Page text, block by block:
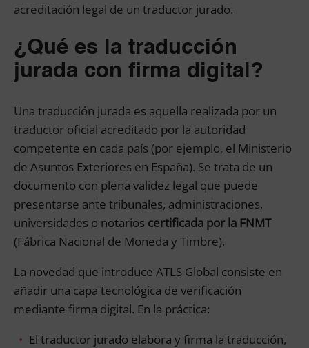
acreditación legal de un traductor jurado.
¿Qué es la traducción
jurada con firma digital?
Una traducción jurada es aquella realizada por un
traductor oficial acreditado por la autoridad
competente en cada país (por ejemplo, el Ministerio
de Asuntos Exteriores en España). Se trata de un
documento con plena validez legal que puede
presentarse ante tribunales, administraciones,
universidades o notarios certificada por la FNMT
(Fábrica Nacional de Moneda y Timbre).
La novedad que introduce ATLS Global consiste en
añadir una capa tecnológica de verificación
mediante firma digital. En la práctica:
El traductor jurado elabora y firma la traducción,